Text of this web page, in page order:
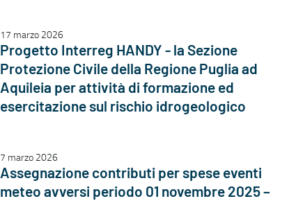
17 marzo 2026
Progetto Interreg HANDY - la Sezione
Protezione Civile della Regione Puglia ad
Aquileia per attività di formazione ed
esercitazione sul rischio idrogeologico
7 marzo 2026
Assegnazione contributi per spese eventi
meteo avversi periodo 01 novembre 2025 –